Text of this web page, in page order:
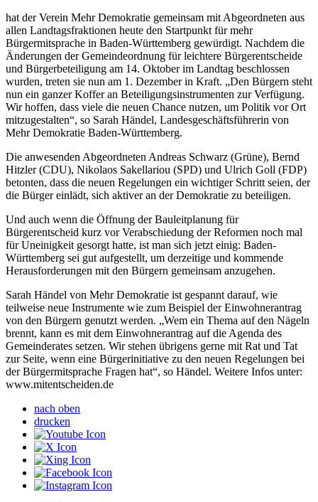
hat der Verein Mehr Demokratie gemeinsam mit Abgeordneten aus
allen Landtagsfraktionen heute den Startpunkt für mehr
Bürgermitsprache in Baden-Württemberg gewürdigt. Nachdem die
Änderungen der Gemeindeordnung für leichtere Bürgerentscheide
und Bürgerbeteiligung am 14. Oktober im Landtag beschlossen
wurden, treten sie nun am 1. Dezember in Kraft. „Den Bürgern steht
nun ein ganzer Koffer an Beteiligungsinstrumenten zur Verfügung.
Wir hoffen, dass viele die neuen Chance nutzen, um Politik vor Ort
mitzugestalten“, so Sarah Händel, Landesgeschäftsführerin von
Mehr Demokratie Baden-Württemberg.
Die anwesenden Abgeordneten Andreas Schwarz (Grüne), Bernd
Hitzler (CDU), Nikolaos Sakellariou (SPD) und Ulrich Goll (FDP)
betonten, dass die neuen Regelungen ein wichtiger Schritt seien, der
die Bürger einlädt, sich aktiver an der Demokratie zu beteiligen.
Und auch wenn die Öffnung der Bauleitplanung für
Bürgerentscheid kurz vor Verabschiedung der Reformen noch mal
für Uneinigkeit gesorgt hatte, ist man sich jetzt einig: Baden-
Württemberg sei gut aufgestellt, um derzeitige und kommende
Herausforderungen mit den Bürgern gemeinsam anzugehen.
Sarah Händel von Mehr Demokratie ist gespannt darauf, wie
teilweise neue Instrumente wie zum Beispiel der Einwohnerantrag
von den Bürgern genutzt werden. „Wem ein Thema auf den Nägeln
brennt, kann es mit dem Einwohnerantrag auf die Agenda des
Gemeinderates setzen. Wir stehen übrigens gerne mit Rat und Tat
zur Seite, wenn eine Bürgerinitiative zu den neuen Regelungen bei
der Bürgermitsprache Fragen hat“, so Händel. Weitere Infos unter:
www.mitentscheiden.de
nach oben
drucken